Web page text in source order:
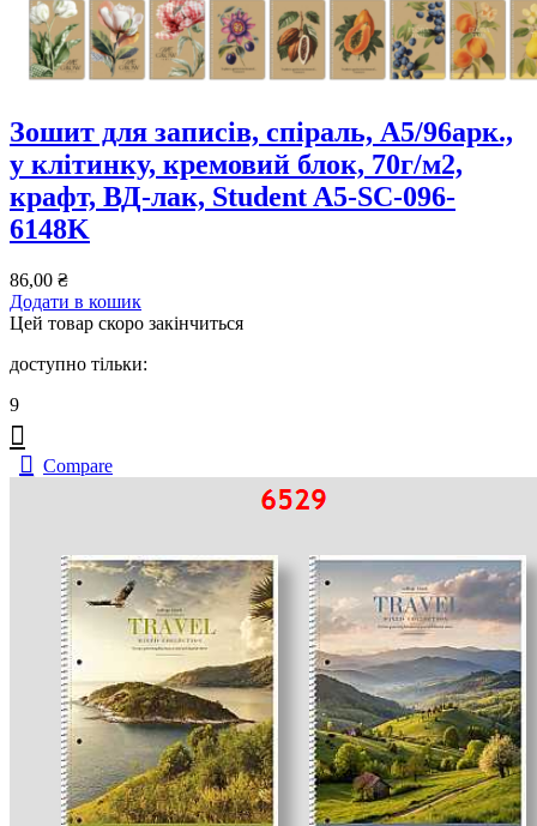
Зошит для записів, спiраль, А5/96арк.,
у клітинку, кремовий блок, 70г/м2,
крафт, ВД-лак, Student A5-SC-096-
6148K
86,00 ₴
Додати в кошик
Цей товар скоро закінчиться
доступно тільки:
9
Compare